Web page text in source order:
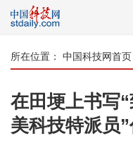
所在位置： 中国科技网首页
在田埂上书写
美科技特派员